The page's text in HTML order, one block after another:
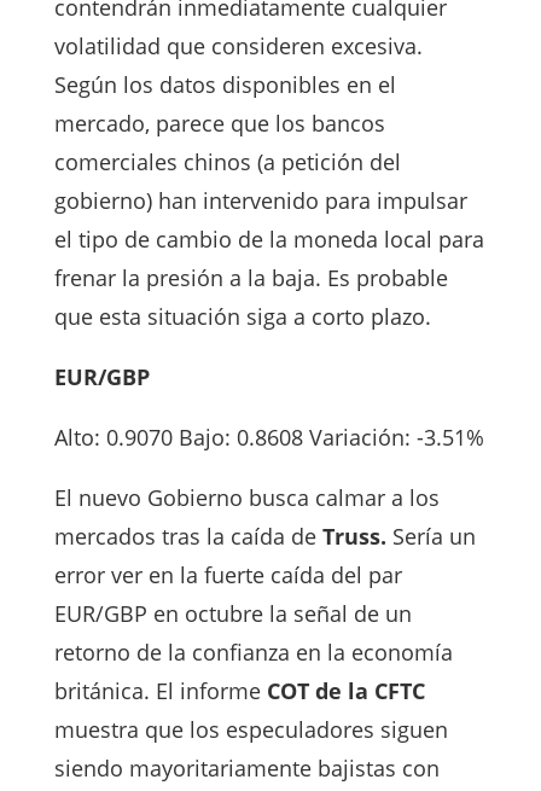
contendrán inmediatamente cualquier
volatilidad que consideren excesiva.
Según los datos disponibles en el
mercado, parece que los bancos
comerciales chinos (a petición del
gobierno) han intervenido para impulsar
el tipo de cambio de la moneda local para
frenar la presión a la baja. Es probable
que esta situación siga a corto plazo.
EUR/GBP
Alto: 0.9070 Bajo: 0.8608 Variación: -3.51%
El nuevo Gobierno busca calmar a los
mercados tras la caída deTruss. Sería un
error ver en la fuerte caída del par
EUR/GBP en octubre la señal de un
retorno de la confianza en la economía
británica. El informe COT de la CFTC
muestra que los especuladores siguen
siendo mayoritariamente bajistas con